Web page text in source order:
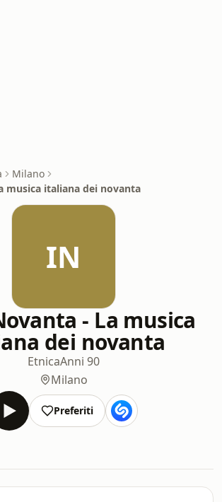
Milano
musica italiana dei novanta
IN
- La musica
dei novanta
EtnicaAnni 90
Milano
Preferiti